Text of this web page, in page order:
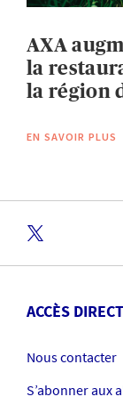
AXA
la
la région
EN SAVOIR PLUS
ACCÈS
Nous contacter
S’abonner aux